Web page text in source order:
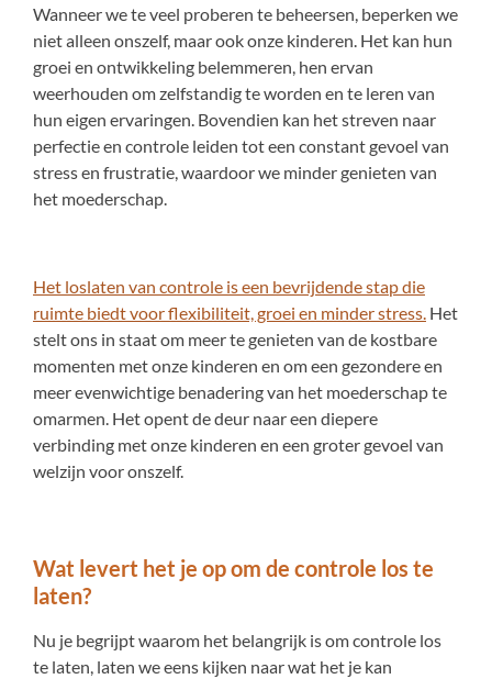
Wanneer we te veel proberen te beheersen, beperken we
niet alleen onszelf, maar ook onze kinderen. Het kan hun
groei en ontwikkeling belemmeren, hen ervan
weerhouden om zelfstandig te worden en te leren van
hun eigen ervaringen. Bovendien kan het streven naar
perfectie en controle leiden tot een constant gevoel van
stress en frustratie, waardoor we minder genieten van
het moederschap.
Het loslaten van controle is een bevrijdende stap die
ruimte biedt voor flexibiliteit, groei en minder stress. Het
stelt ons in staat om meer te genieten van de kostbare
momenten met onze kinderen en om een gezondere en
meer evenwichtige benadering van het moederschap te
omarmen. Het opent de deur naar een diepere
verbinding met onze kinderen en een groter gevoel van
welzijn voor onszelf.
Wat levert het je op om de controle los te
laten?
Nu je begrijpt waarom het belangrijk is om controle los
te laten, laten we eens kijken naar wat het je kan